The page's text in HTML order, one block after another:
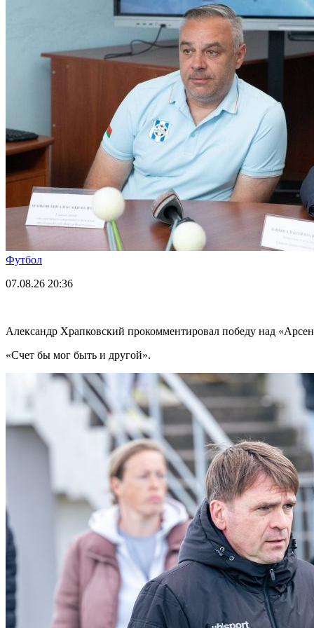
Футбол
07.08.26 20:36
Александр Храпковский прокомментировал победу над
«Счет бы мог быть и другой».